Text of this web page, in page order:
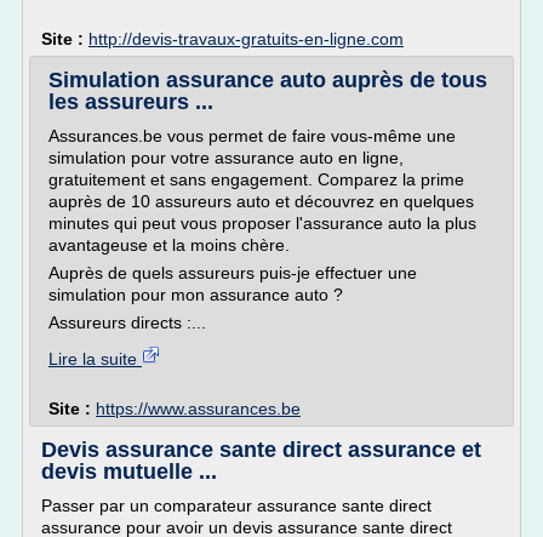
Site : http://devis-travaux-gratuits-en-ligne.com
Simulation assurance auto auprès de tous
les assureurs ...
Assurances.be vous permet de faire vous-même une
simulation pour votre assurance auto en ligne,
gratuitement et sans engagement. Comparez la prime
auprès de 10 assureurs auto et découvrez en quelques
minutes qui peut vous proposer l'assurance auto la plus
avantageuse et la moins chère.
Auprès de quels assureurs puis-je effectuer une
simulation pour mon assurance auto ?
Assureurs directs :...
Lire la suite
Site : https://www.assurances.be
Devis assurance sante direct assurance et
devis mutuelle ...
Passer par un comparateur assurance sante direct
assurance pour avoir un devis assurance sante direct